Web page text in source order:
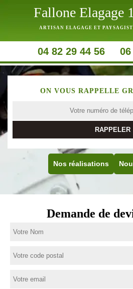
Fallone Elagage
ARTISAN ELAGAGE ET
04 82 29 44 56
ON VOUS RAPPELLE
Nos réalisations
Demande de